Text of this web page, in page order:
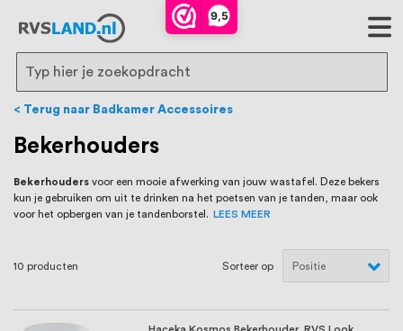
9,5
RVS Land is een écht familiebedrijf met
bijna 20 jaar ervaring in RVS producten
voor binnen- en buitenhuis, waaronder
trapleuningen, deurbeslag,
ventilatieroosters en bouwbeslag. In onze
webshop vind je het grootste assortiment
van Nederland en België, met meer dan
direct uit voorraad leverbaar. Wij hebben
tevens een eigen werkplaats waar we
Search
Terug naar Badkamer Accessoires
Bekerhouders
Bekerhouders voor een mooie afwerking van jouw wastafel. Deze bekers
kun je gebruiken om uit te drinken na het poetsen van je tanden, maar ook
voor het opbergen van je tandenborstel.
LEES MEER
10 producten Sorteer op